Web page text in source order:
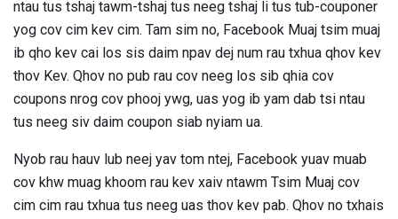
ntau tus tshaj tawm-tshaj tus neeg tshaj li tus tub-couponer
yog cov cim kev cim. Tam sim no, Facebook Muaj tsim muaj
ib qho kev cai los sis daim npav dej num rau txhua qhov kev
thov Kev. Qhov no pub rau cov neeg los sib qhia cov
coupons nrog cov phooj ywg, uas yog ib yam dab tsi ntau
tus neeg siv daim coupon siab nyiam ua.
Nyob rau hauv lub neej yav tom ntej, Facebook yuav muab
cov khw muag khoom rau kev xaiv ntawm Tsim Muaj cov
cim cim rau txhua tus neeg uas thov kev pab. Qhov no txhais